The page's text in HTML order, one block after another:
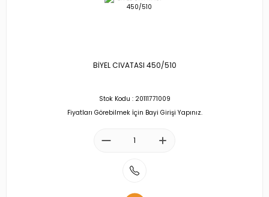
BİYEL CIVATASI 450/510
Stok Kodu : 20111771009
Fiyatları Görebilmek İçin Bayi Girişi Yapınız.